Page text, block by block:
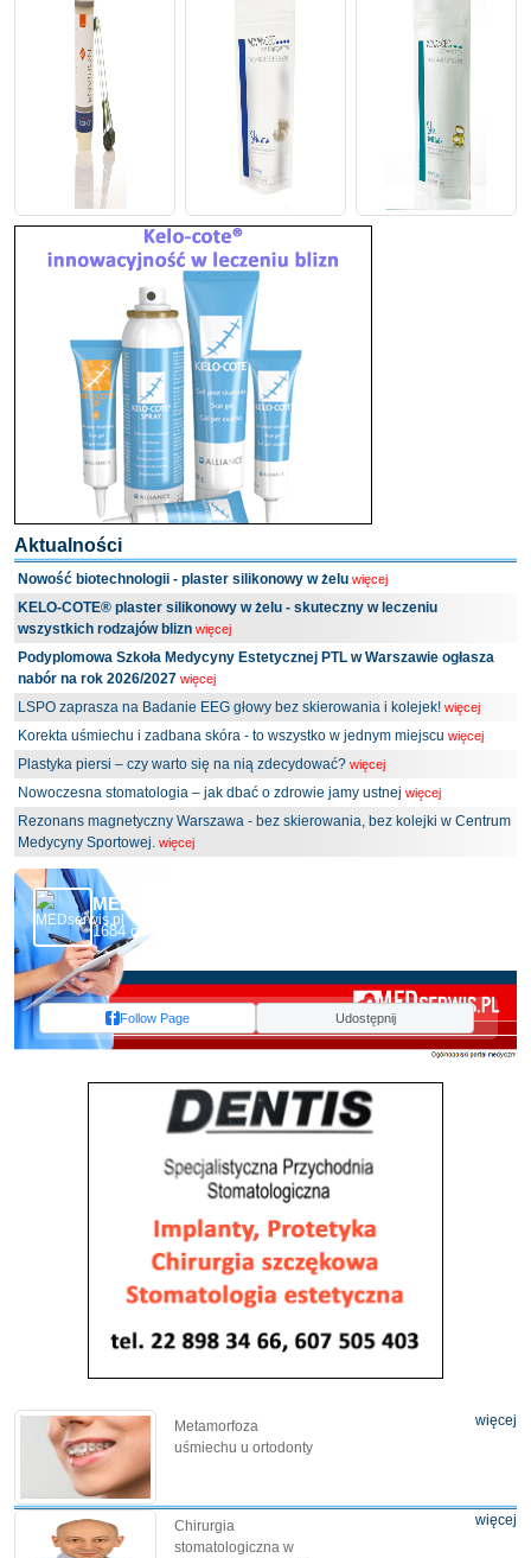
Aktualności
Nowość biotechnologii - plaster silikonowy w żelu więcej
KELO-COTE® plaster silikonowy w żelu - skuteczny w leczeniu
wszystkich rodzajów blizn więcej
Podyplomowa Szkoła Medycyny Estetycznej PTL w Warszawie ogłasza
nabór na rok 2026/2027 więcej
LSPO zaprasza na Badanie EEG głowy bez skierowania i kolejek! więcej
Korekta uśmiechu i zadbana skóra - to wszystko w jednym miejscu więcej
Plastyka piersi – czy warto się na nią zdecydować? więcej
Nowoczesna stomatologia – jak dbać o zdrowie jamy ustnej więcej
Rezonans magnetyczny Warszawa - bez skierowania, bez kolejki w Centrum
Medycyny Sportowej. więcej
MEDserwis.pl - Ogólnopolski Portal Medyczny
1684 obserwujących
Follow Page Udostępnij
Metamorfoza
uśmiechu u ortodonty
więcej
Chirurgia
stomatologiczna w
więcej